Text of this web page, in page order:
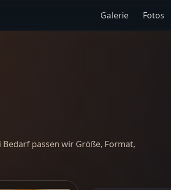
Galerie Fotos
passen wir Größe, Format,